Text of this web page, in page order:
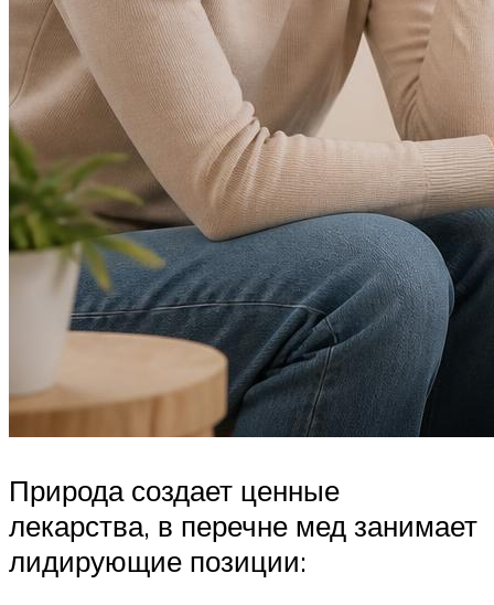
Природа создает ценные
лекарства, в перечне мед занимает
лидирующие позиции: